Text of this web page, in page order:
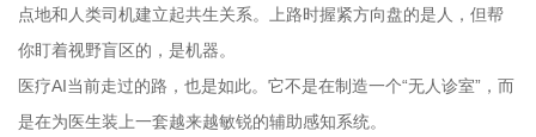
点地和人类司机建立起共生关系。上路时握紧方向盘的是人，但帮
你盯着视野盲区的，是机器。
医疗AI当前走过的路，也是如此。它不是在制造一个“无人诊室”，而
是在为医生装上一套越来越敏锐的辅助感知系统。